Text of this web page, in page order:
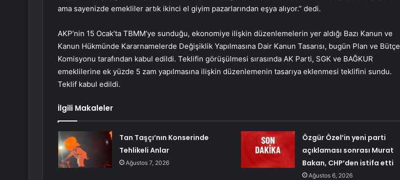
ama sayenizde emekliler artık ikinci el giyim pazarlarından eşya alıyor.” dedi.
AKP’nin 15 Ocak’ta TBMM’ye sunduğu, ekonomiye ilişkin düzenlemelerin yer aldığı Bazı Kanun ve
Kanun Hükmünde Kararnamelerde Değişiklik Yapılmasına Dair Kanun Tasarısı, bugün Plan ve Bütçe
Komisyonu tarafından kabul edildi. Teklifin görüşülmesi sırasında AK Parti, SGK ve BAĞKUR
emeklilerine ek yüzde 5 zam yapılmasına ilişkin düzenlemenin tasarıya eklenmesi teklifini sundu.
Teklif kabul edildi.
İlgili Makaleler
Tan Taşçı’nın Konserinde
Tehlikeli Anlar
Ağustos 7, 2026
Özgür Özel’in yeni parti
açıklaması sonrası Murat
Bakan, CHP’den istifa etti
Ağustos 6, 2026